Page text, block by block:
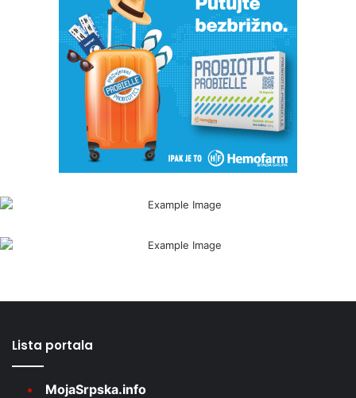
Lista portala
MojaSrpska.info